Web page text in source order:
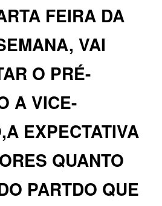
FEIRA DA
VAI
O PRÉ-
A VICE-
EXPECTATIVA
QUANTO
PARTDO QUE